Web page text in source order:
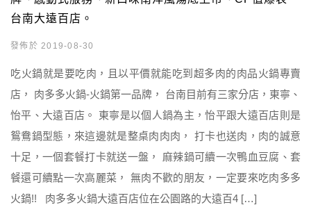
台南大遠百店。
發佈於 2019-08-30
吃火鍋就是要吃肉，且以平價就能吃到超多肉的肉品火鍋專賣
店， 肉多多火鍋-火鍋第一品牌， 台南目前有三家分店，東寧、
怡平、大遠百店。 東寧是以個人鍋為主，怡平跟大遠百店則是
鴛鴦鍋型態，來這邊就是整桌肉肉肉， 打卡也送肉，肉的誠意
十足，一個套餐打卡就送一盤， 麻辣鍋可續一次鴨血豆腐、套
餐還可續點一次高麗菜， 無肉不歡的朋友，一定要來吃肉多多
火鍋!! 肉多多火鍋大遠百店位在公園路的大遠百4 […]